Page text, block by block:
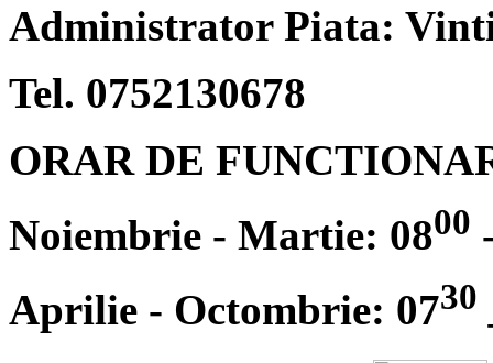
Administrator Piata:
Tel. 0752130678
ORAR DE
Noiembrie - Martie: 0800
Aprilie - Octombrie: 0730